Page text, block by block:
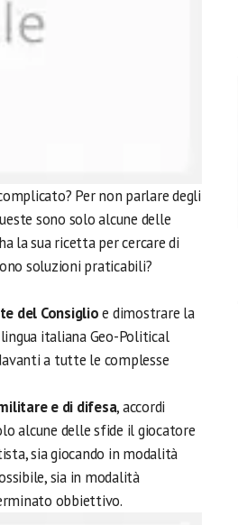
Per non parlare degli
sono solo alcune delle
la sua ricetta per cercare di
soluzioni praticabili?
del Consiglioe dimostrare la
italiana Geo-Political
a tutte le complesse
e di difesa, accordi
alcune delle sfide il giocatore
sia giocando in modalità
sia in modalità
obbiettivo.